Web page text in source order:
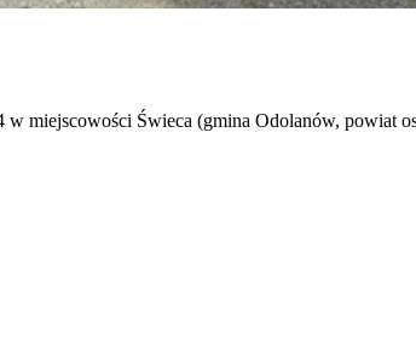
miejscowości Świeca (gmina Odolanów, powiat